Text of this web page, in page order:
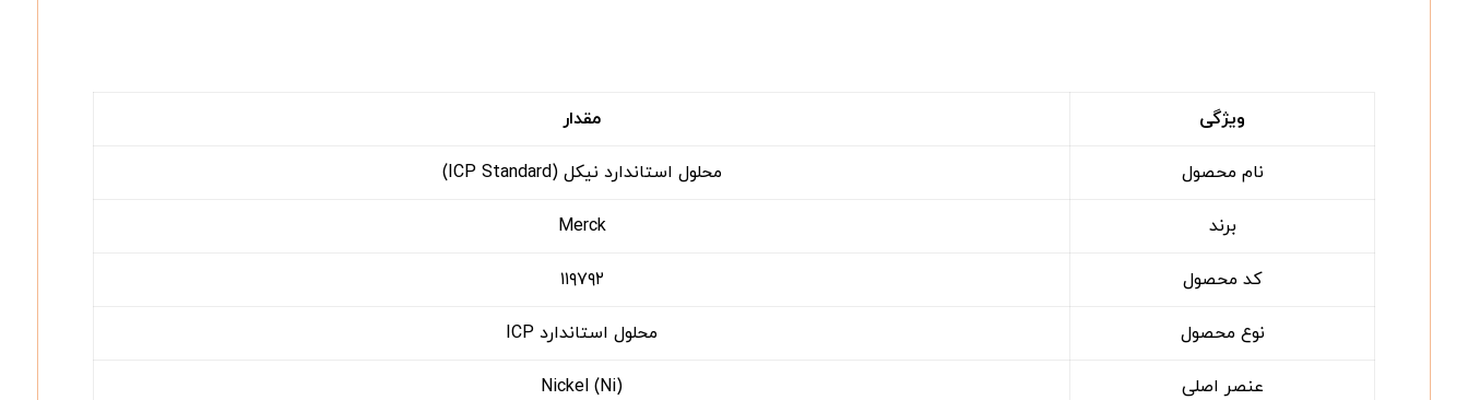
ویژگی مقدار
نام محصول محلول استاندارد نیکل (ICP Standard)
برند Merck
کد محصول ۱۱۹۷۹۲
نوع محصول محلول استاندارد ICP
عنصر اصلی Nickel (Ni)